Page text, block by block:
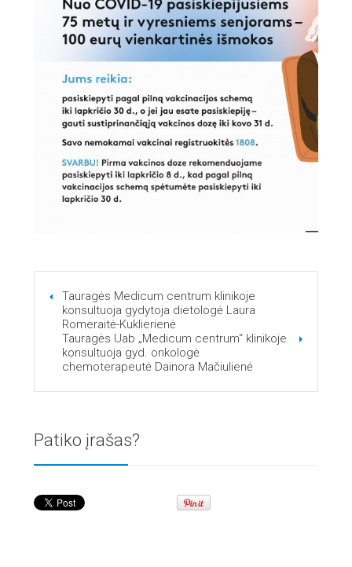
Tauragės Medicum centrum klinikoje
konsultuoja gydytoja dietologė Laura
Romeraitė-Kuklierienė
Tauragės Uab „Medicum centrum“ klinikoje
konsultuoja gyd. onkologė
chemoterapeutė Dainora Mačiulienė
Patiko įrašas?